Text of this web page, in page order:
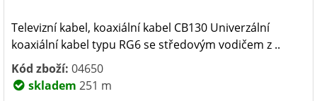
Televizní kabel, koaxiální kabel CB130 Univerzální
koaxiální kabel typu RG6 se středovým vodičem z ..
Kód zboží: 04650
skladem 251 m